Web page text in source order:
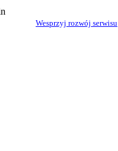
Wesprzyj rozwój serwisu